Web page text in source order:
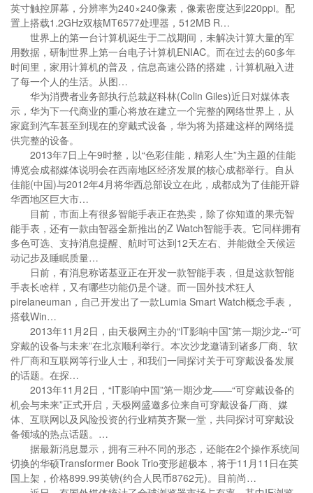
英寸触控屏幕，分辨率为240×240像素，像素密度达到220ppi。配
置上搭载1.2GHz双核MT6577处理器，512MB R…
世界上的第一台计算机诞生于二战期间，未解决计算大量的军
用数据，研制世界上第一台电子计算机ENIAC。而在过去的60多年
时间里，家用计算机的普及，信息高速公路的搭建，计算机融入进
了每一个人的生活。从图…
华为消费者业务部执行总裁赵科林(Colin Giles)近日对媒体表
示，华为下一代商业的重心将放在建立一个完整的网络世界上，从
家庭到汽车甚至到现在的穿戴式设备，华为将为搭建这样的网络提
供完整的设备。
2013年7日上午9时整，以“色彩佳能，精彩人生”为主题的佳能
博览会成都媒体说明会在西南地区经济发展的核心成都举行。自从
佳能(中国)与2012年4月将华西总部设立在此，成都成为了佳能开辟
华西地区巨大市…
目前，市面上有很多智能手表正在热卖，除了你知道的果壳智
能手表，还有一款由智器全新推出的Z Watch智能手表。它同样拥有
多色可选、支持消息提醒、航时可达到12天左右、并能做全天候运
动记步及睡眠质量…
日前，有消息称诺基亚正在开发一款智能手表，但是这款智能
手表长啥样，又有哪些功能仍是个谜。而一国外技术狂人
pirelaneuman，自己开发出了一款Lumia Smart Watch概念手表，
搭载Win…
2013年11月2日，由天极网主办的“IT影响中国”第一期沙龙--“可
穿戴的设备与未来”在北京顺利举行。本次沙龙邀请到诸多厂商、软
件厂商和互联网等行业人士，和我们一同探讨关于可穿戴设备发展
的话题。在探…
2013年11月2日，“IT影响中国”第一期沙龙——“可穿戴设备的
机会与未来”正式开启，天极网盛邀多位来自可穿戴设备厂商、媒
体、互联网以及风险投资的行业精英齐聚一堂，共同探讨可穿戴设
备领域的热点话题。…
据最新消息显示，拥有三种不同的形态，还能在2个操作系统间
切换的华硕Transformer Book Trio变形超极本，将于11月11日在英
国上架，价格899.99英镑(约合人民币8762元)。目前尚…